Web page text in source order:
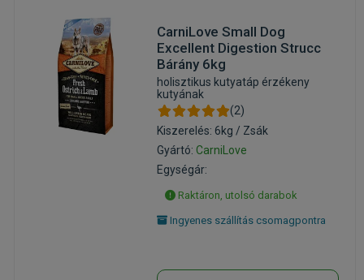
CarniLove Small Dog
Excellent Digestion Strucc
Bárány 6kg
holisztikus kutyatáp érzékeny
kutyának
(2)
Kiszerelés: 6kg / Zsák
Gyártó: CarniLove
Egységár:
Raktáron, utolsó darabok
Ingyenes szállítás csomagpontra